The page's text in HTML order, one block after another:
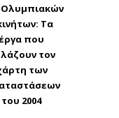
Τα
που
τον
των
του 2004